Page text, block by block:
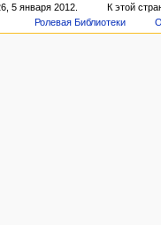
5 января 2012.
К этой
Ролевая Библиотеки